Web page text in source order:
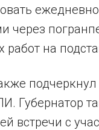
через
на
подчеркнул
Губернатор
встречи с